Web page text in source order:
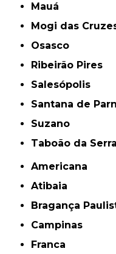
Mauá
Mogi das
Osasco
Ribeirão Pires
Salesópolis
Santana de
Suzano
Taboão da Serra
Americana
Atibaia
Bragança
Campinas
Franca